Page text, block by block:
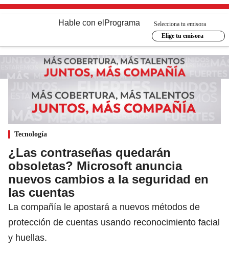
Hable con el Programa
Selecciona tu emisora
Elige tu emisora
Tecnología
¿Las contraseñas quedarán
obsoletas? Microsoft anuncia
nuevos cambios a la seguridad en
las cuentas
La compañía le apostará a nuevos métodos de
protección de cuentas usando reconocimiento facial
y huellas.